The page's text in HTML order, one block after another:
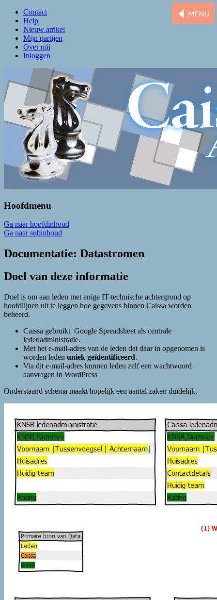
Contact
Help
Nieuw artikel
Mijn partijen
Over mij
Inloggen
Caissa Amsterdam
De levendigste schaakclub van Amsterdam
Hoofdmenu
Ga naar hoofdinhoud
Ga naar subinhoud
Documentatie: Datastromen
Doel van deze informatie
Doel is om aan leden met enige IT-technische achtergrond op
hoofdlijnen uit te leggen hoe gegevens binnen Caissa worden
beheerd.
Caissa gebruikt Google Spreadsheet als centrale
ledenadministratie.
Met het e-mail-adres van de leden dat daar in opgenomen is
worden leden uniek geïdentificeerd.
Via dit e-mail-adres kunnen leden zelf een wachtwoord
aanvragen in WordPress
Onderstaand schema maakt hopelijk een aantal zaken duidelijk.